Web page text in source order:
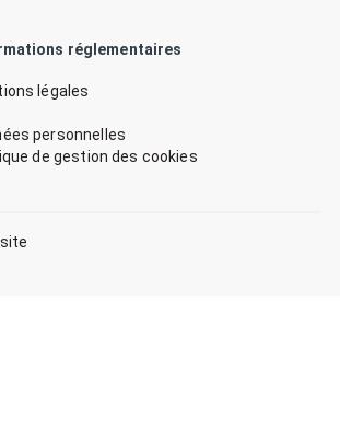
réglementaires
légales
personnelles
de gestion des cookies